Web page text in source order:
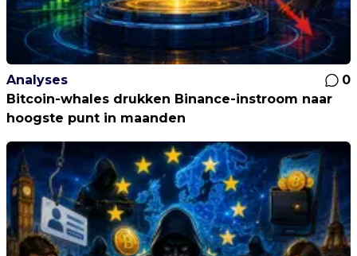
Analyses
0
Bitcoin-whales drukken Binance-instroom naar
hoogste punt in maanden